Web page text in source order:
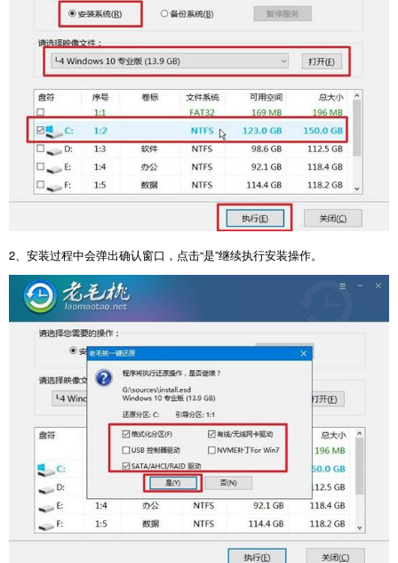
2、安装过程中会弹出确认窗口，点击“是”继续执行安装操作。